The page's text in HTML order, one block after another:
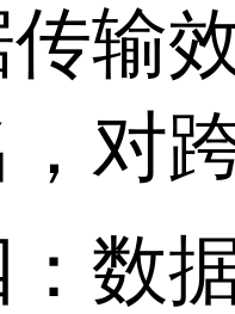
输
对
据